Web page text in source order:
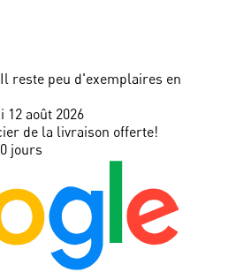
reste peu d'exemplaires en
12 août 2026
de la livraison offerte!
jours